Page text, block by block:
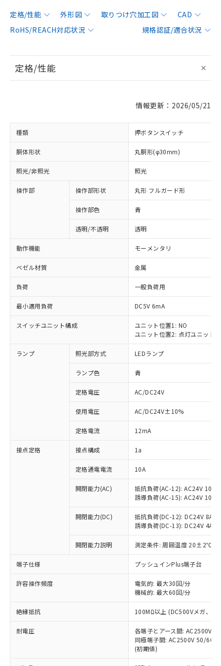
定格/性能 外形図 取りつけ穴加工図
CAD
RoHS/REACH対応状況
規格認証/適合状況
定格/性能
情報更新：2026/05/21
種類 押ボタンスイッチ
胴体形状 丸胴形(φ30mm)
照光/非照光 照光
操作部 操作部形状 丸形 フルガード形
操作部色 青
透明/不透明 透明
動作機能 モーメンタリ
ベゼル材質 金属
負荷 一般負荷用
最小適用負荷 DC5V 6mA
スイッチユニット構成
ユニット位置1: NO
ユニット位置2: 点灯ユニット
ランプ 照光部方式 LEDランプ
ランプ色 青
定格電圧 AC/DC24V
使用電圧 AC/DC24V±10%
定格電流 12mA
接点定格 接点構成 1a
定格通電電流 10A
開閉能力(AC)
抵抗負荷(AC-12): AC24V 10A/
誘導負荷(AC-15): AC24V
開閉能力(DC)
抵抗負荷(DC-12): DC24V 8A/
誘導負荷(DC-13): DC24V 4A/
開閉能力説明 測定条件: 周囲温度 20±2℃、
端子仕様 プッシュインPlus端子台
許容操作頻度
電気的: 最大30回/分
機械的: 最大60回/分
絶縁抵抗 100MΩ以上 (DC500Vメガ、点
耐電圧
各端子とアース間: AC2500V
同極端子間: AC2500V 50/
(初期値)
ご利用条件
以下の条件をお読みいただき、同意のうえ
ご利用ください。
本サービスは、当社制御機器事業取扱
商品の当社在庫状況および標準価格
(税抜)を提供させていただくもので
当社制御機器事業取扱商品の中には、
本サービスの対象外となる商品もある
ことをご了承ください。
在庫状況および標準価格照会結果は、
記載している更新日時点での社内デー
タに基づき作成されるものであり、閲
覧された時点での実際の在庫および標
準価格とは異なる場合があることをご
※1 対応状況
対応済み：EU RoHS指令（10物質）の
非含有に対応した製品が提供可能な商品で
対応予定：EU RoHS指令（10物質）の非含
有に対応した製品に切り替える予定のある
対応予定なし：EU RoHS指令（10物質）の
非含有に非対応の商品で、対応品を出す予
定はありません。
調査・確認中：EU RoHS指令（10物質）の
非含有の対応状況を調査中または確認中の
非該当品：ライセンス料など無形物で、有
害物質有無と関係のない商品です。
仕入先様の事情により、非含有部品として
いたものが、含有品と判明した場合などや
むを得ず変更することがあります。
鉛(Pb) 1000ppm以下、 水銀(Hg) 1000ppm以下、 カド
六価クロム(Cr(Ⅵ)) 1000ppm以下、ポリ臭化ビフェニル
類(PBB) 1000ppm以下、ポリ臭化ジフェニルエーテル類
(PBDE) 1000ppm以下、フタル酸ビス(2-エチルヘキシ
※1 中国RoHS○×表
「○」：最大均質材料含有率が中国RoHSの
基準値以下であることを示します。
「×」：最大均質材料含有率が中国RoHSの
基準値を超えていることを示します。
「－」：未確認です。当社販売部門へお問
い合わせください。
*中国RoHS10物質の基準値 (GB/T26572)：
Pb(鉛) :1000ppm、 Hg(水銀) : 1000ppm、 Cd(カドミウ
Cr(Ⅵ)(六価クロム) : 1000ppm、 PBBs(ポリ臭化ビフェ
当社は、これら貴社製品のうち、外国
為替および外国貿易法に定める商品
（以下｢規制貨物等」という）を輸出
国政府の輸出許可(または役務取引許
可)を取得するなどの必要な手続きを